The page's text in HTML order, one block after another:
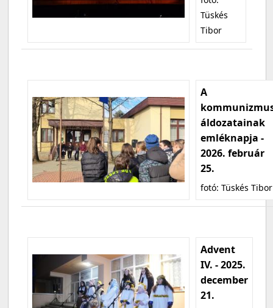
Tüskés
Tibor
A
áldozatainak
emléknapja -
2026. február
25.
fotó: Tüskés Tibor
Advent
IV. - 2025.
december
21.